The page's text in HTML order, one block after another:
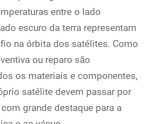
entre o lado
escuro da terra representam
na órbita dos satélites. Como
ou reparo são
os materiais e componentes,
satélite devem passar por
grande destaque para a